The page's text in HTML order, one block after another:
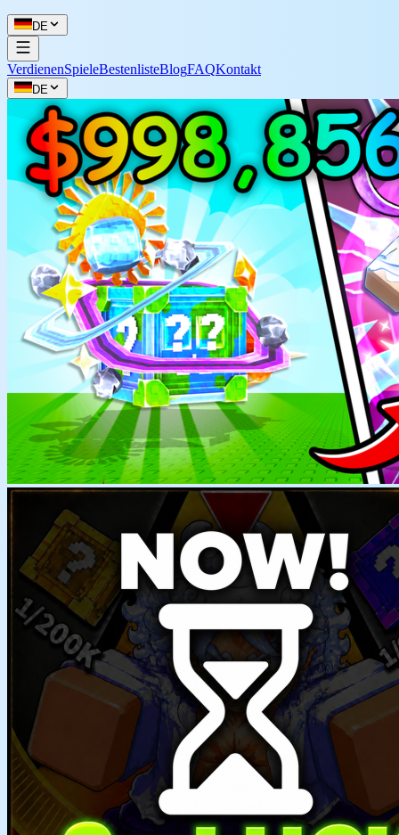
DE
VerdienenSpieleBestenlisteBlogFAQKontakt
DE